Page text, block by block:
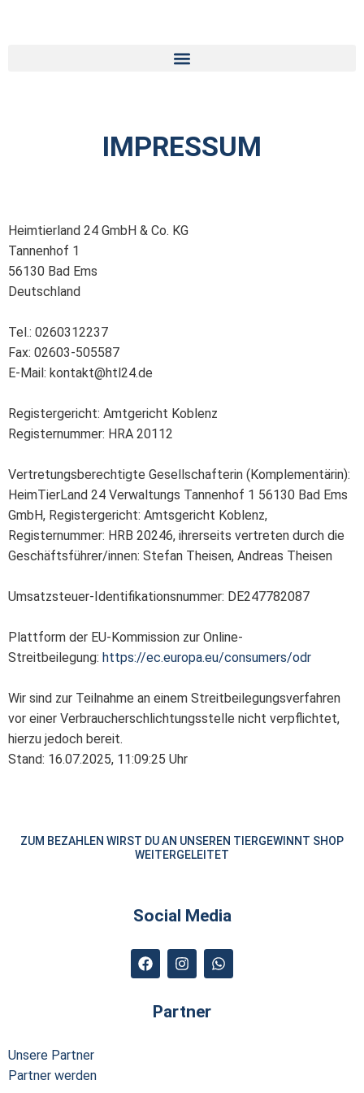
IMPRESSUM
Heimtierland 24 GmbH & Co. KG
Tannenhof 1
56130 Bad Ems
Deutschland
Tel.: 0260312237
Fax: 02603-505587
E-Mail: kontakt@htl24.de
Registergericht: Amtgericht Koblenz
Registernummer: HRA 20112
Vertretungsberechtigte Gesellschafterin (Komplementärin):
HeimTierLand 24 Verwaltungs Tannenhof 1 56130 Bad Ems
GmbH, Registergericht: Amtsgericht Koblenz,
Registernummer: HRB 20246, ihrerseits vertreten durch die
Geschäftsführer/innen: Stefan Theisen, Andreas Theisen
Umsatzsteuer-Identifikationsnummer: DE247782087
Plattform der EU-Kommission zur Online-
Streitbeilegung: https://ec.europa.eu/consumers/odr
Wir sind zur Teilnahme an einem Streitbeilegungsverfahren
vor einer Verbraucherschlichtungsstelle nicht verpflichtet,
hierzu jedoch bereit.
Stand: 16.07.2025, 11:09:25 Uhr
ZUM BEZAHLEN WIRST DU AN UNSEREN TIERGEWINNT SHOP
WEITERGELEITET
Social Media
Partner
Unsere Partner
Partner werden